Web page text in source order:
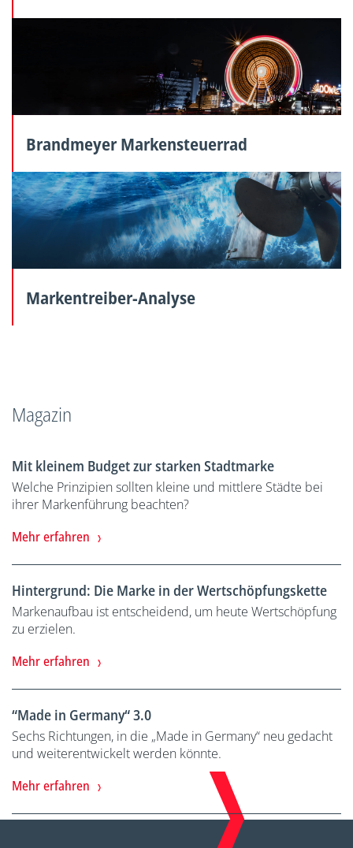
Brandmeyer Markensteuerrad
Markentreiber-Analyse
Magazin
Mit kleinem Budget zur starken Stadtmarke
Welche Prinzipien sollten kleine und mittlere Städte bei
ihrer Markenführung beachten?
Mehr erfahren
Hintergrund: Die Marke in der Wertschöpfungskette
Markenaufbau ist entscheidend, um heute Wertschöpfung
zu erzielen.
Mehr erfahren
“Made in Germany“ 3.0
Sechs Richtungen, in die „Made in Germany“ neu gedacht
und weiterentwickelt werden könnte.
Mehr erfahren